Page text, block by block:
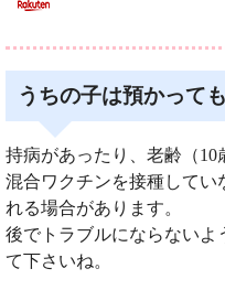
うちの子は預かって
持病があったり、老齢（
混合ワクチンを接種してい
れる場合があります。
後でトラブルにならないよ
て下さいね。